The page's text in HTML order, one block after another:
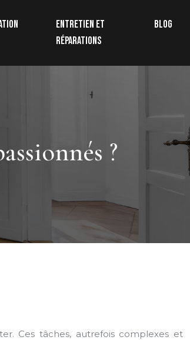
Entretien et
réparations
Blog
?
Ces tâches, autrefois complexes et